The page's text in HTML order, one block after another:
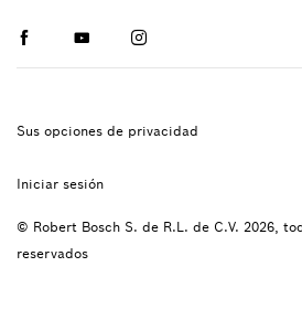
FacebookYoutubeInstagram
Sus opciones de privacidad
Iniciar sesión
© Robert Bosch S. de R.L. de C.V. 2026,
reservados